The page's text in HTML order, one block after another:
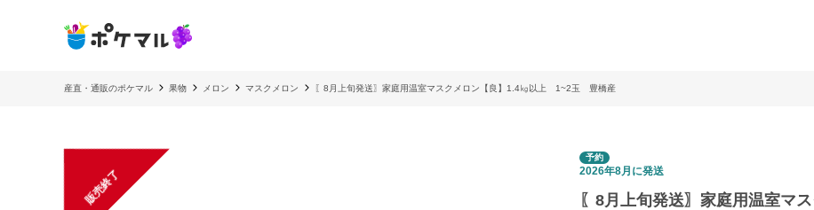
産直・通販のポケマル 果物 メロン マスクメロン 〖8月上旬発送〗家庭用温室マスクメロン【良】1.4㎏以上 1~2玉 豊橋産
販売終了
予約
2026年8月に発送
〖8月上旬発送〗家庭用温室